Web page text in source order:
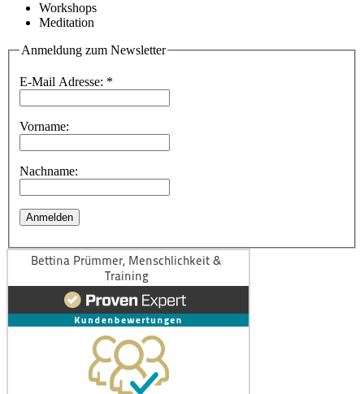
Workshops
Meditation
Anmeldung zum Newsletter
E-Mail Adresse: *
Vorname:
Nachname: